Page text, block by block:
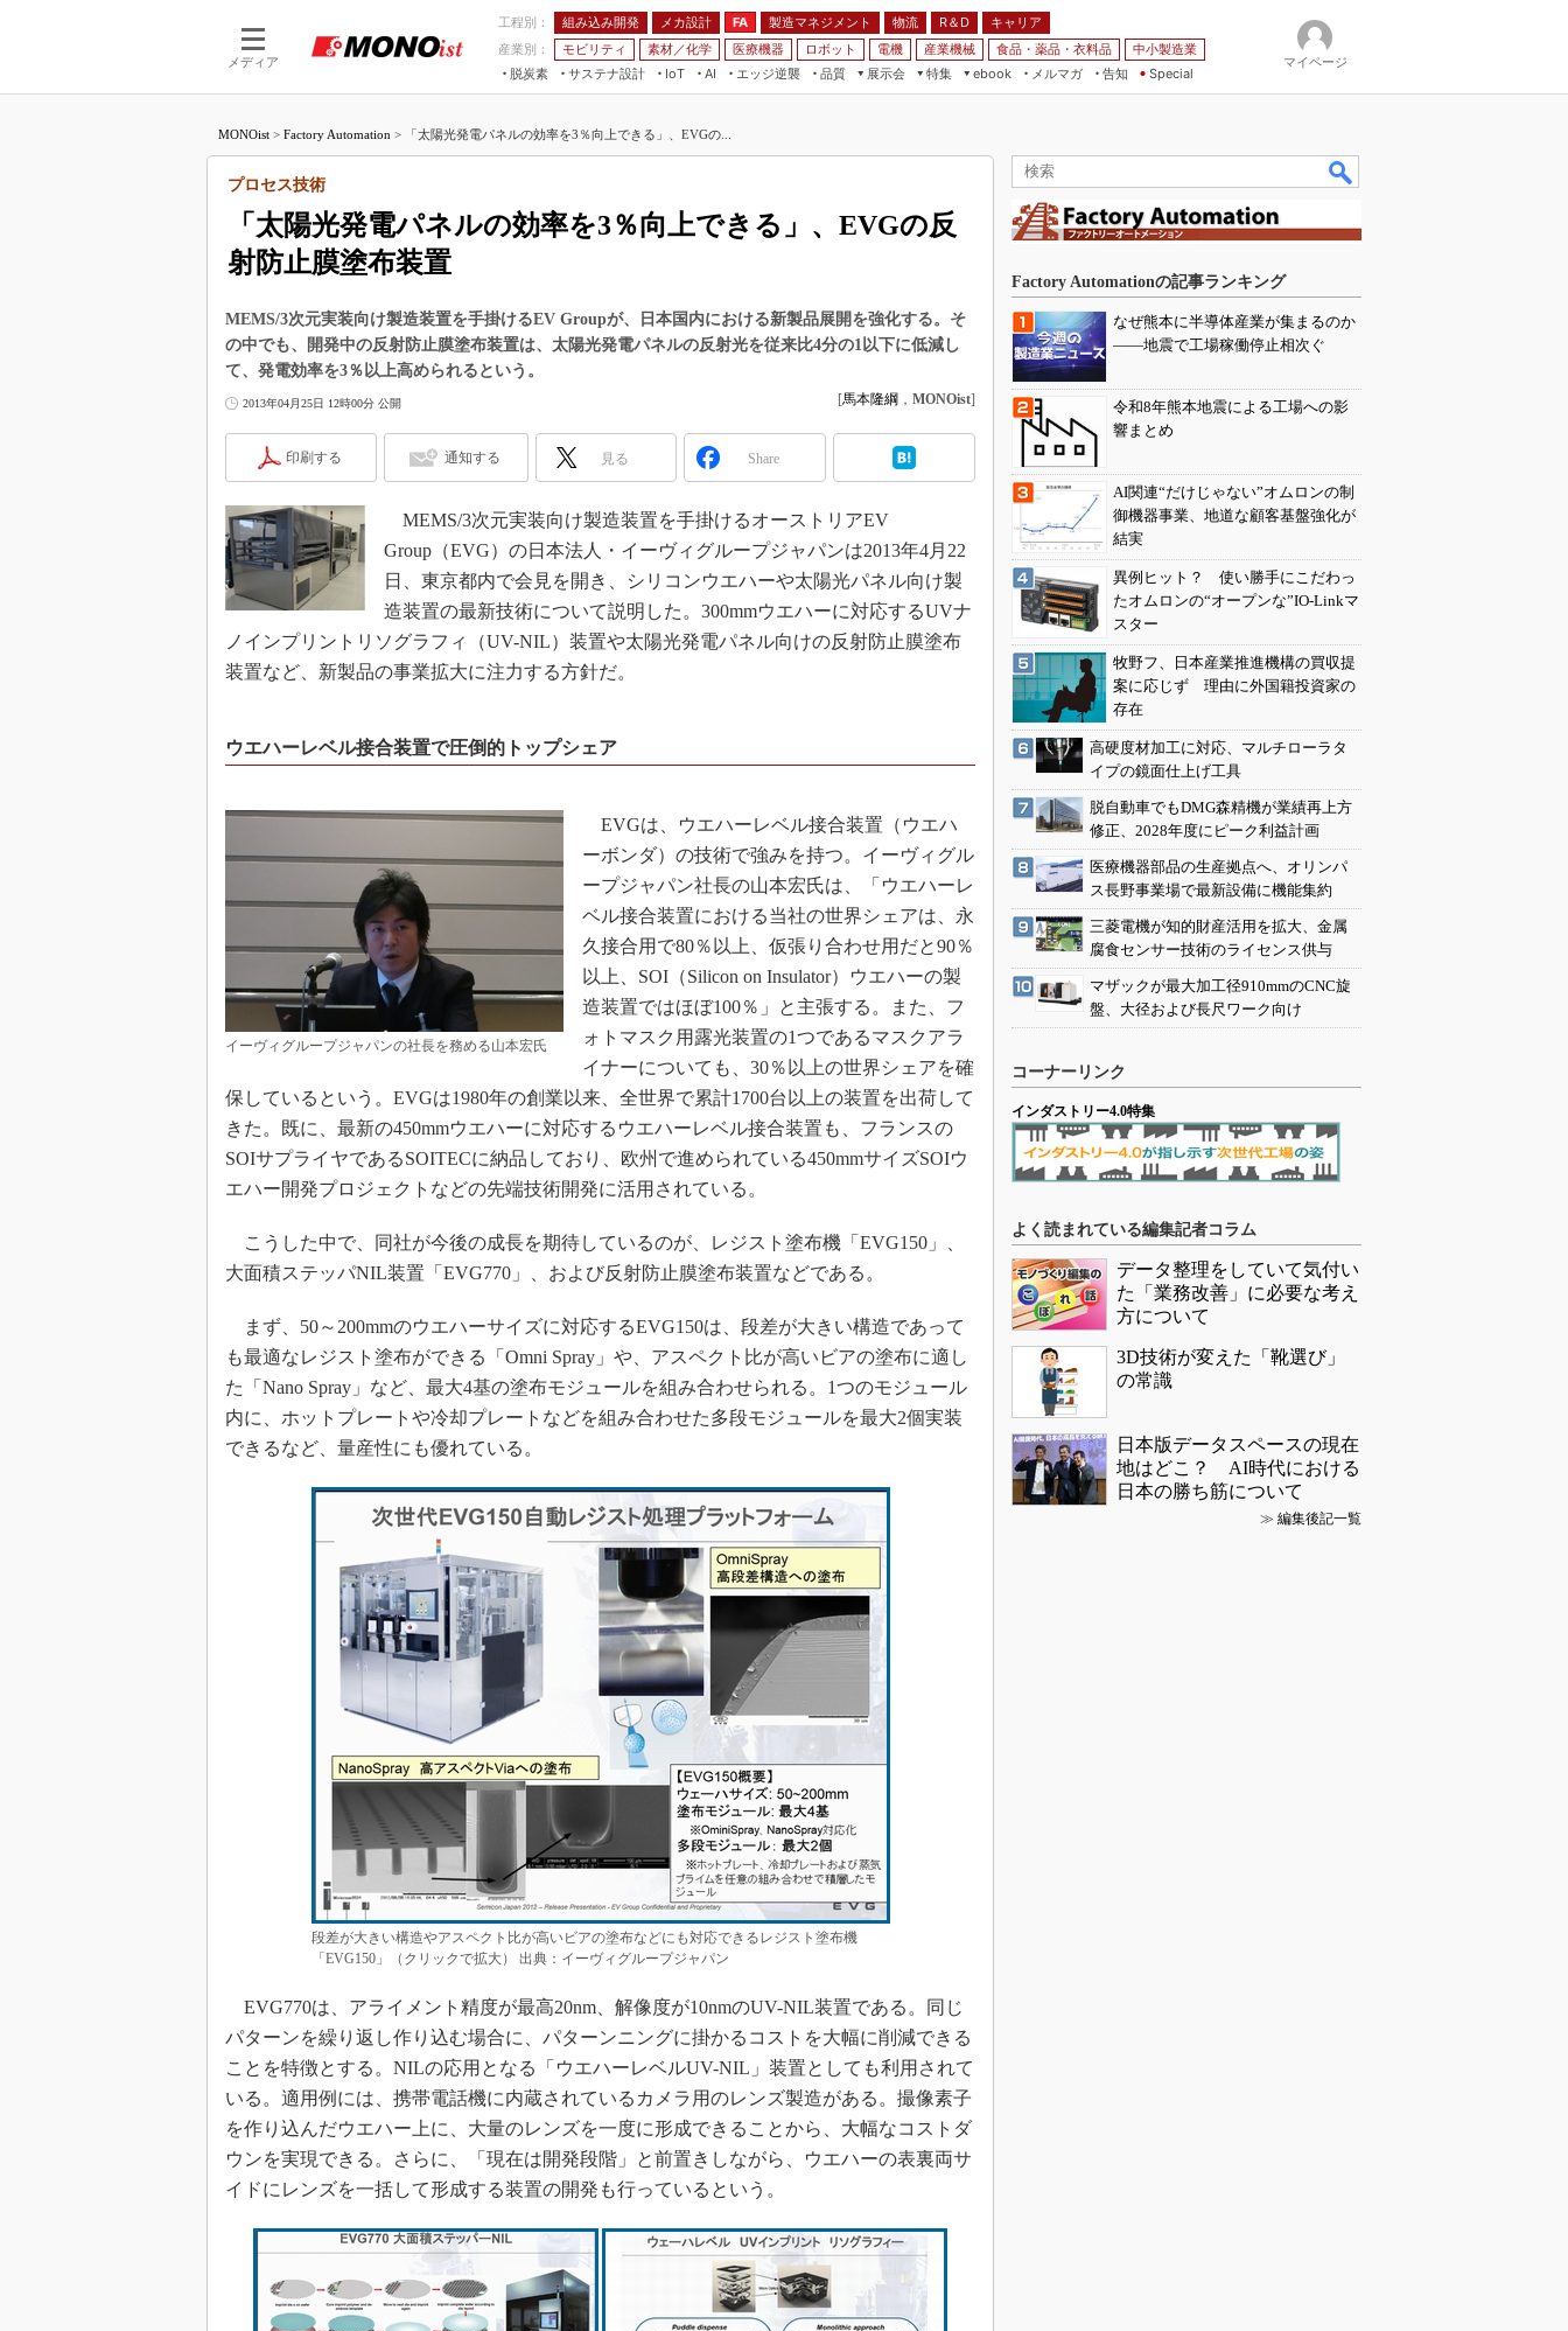
メディア
工程別： 組み込み開発 メカ設計 FA 製造マネジメント 物流 R＆D
キャリア
産業別：
モビリティ 素材／化学 医療機器 ロボット 電機 産業機械 食品・薬品・衣料品
中小製造業
脱炭素
サステナ設計
IoT
つながる工場
AI
AI×設備保全
エッジ逆襲 品質
展示会
JIMTOF
IIFES
TECHNO-FRONTIER
EdgeTech+
日本ものづくりワールド
AUTOMOTIVE WORLD
産業オープンネット展
特集
つながるクルマ
フィールドサービス
組み込み画像技術
組み込みモデリング
ISO26262
3Dプリンタ
S＆OP
インダストリー4.0
知財マネジメント
海外生産
グローバル設計・開発
制御セキュリティ
ebook
FA
モビリティ
メルマガ
告知 Special
マイページ
MONOist > Factory Automation > 「太陽光発電パネルの効率を3％向上できる」、EVGの...
「太陽光発電パネルの効率を3％向上できる」、EVGの反
射防止膜塗布装置
プロセス技術
MEMS/3次元実装向け製造装置を手掛けるEV Groupが、日本国内における新製品展開を強化する。そ
の中でも、開発中の反射防止膜塗布装置は、太陽光発電パネルの反射光を従来比4分の1以下に低減し
て、発電効率を3％以上高められるという。
2013年04月25日 12時00分 公開 [馬本隆綱 ， MONOist]
印刷する 通知する 見る Share
MEMS/3次元実装向け製造装置を手掛けるオーストリアEV
Group（EVG）の日本法人・イーヴィグループジャパンは2013年4月22
日、東京都内で会見を開き、シリコンウエハーや太陽光パネル向け製
造装置の最新技術について説明した。300mmウエハーに対応するUVナ
ノインプリントリソグラフィ（UV-NIL）装置や太陽光発電パネル向けの反射防止膜塗布
装置など、新製品の事業拡大に注力する方針だ。
ウエハーレベル接合装置で圧倒的トップシェア
イーヴィグループジャパンの社長を務める山本宏氏
EVGは、ウエハーレベル接合装置（ウエハ
ーボンダ）の技術で強みを持つ。イーヴィグル
ープジャパン社長の山本宏氏は、「ウエハーレ
ベル接合装置における当社の世界シェアは、永
久接合用で80％以上、仮張り合わせ用だと90％
以上、SOI（Silicon on Insulator）ウエハーの製
造装置ではほぼ100％」と主張する。また、フ
ォトマスク用露光装置の1つであるマスクアラ
イナーについても、30％以上の世界シェアを確
保しているという。EVGは1980年の創業以来、全世界で累計1700台以上の装置を出荷して
きた。既に、最新の450mmウエハーに対応するウエハーレベル接合装置も、フランスの
SOIサプライヤであるSOITECに納品しており、欧州で進められている450mmサイズSOIウ
エハー開発プロジェクトなどの先端技術開発に活用されている。
こうした中で、同社が今後の成長を期待しているのが、レジスト塗布機「EVG150」、
大面積ステッパNIL装置「EVG770」、および反射防止膜塗布装置などである。
まず、50～200mmのウエハーサイズに対応するEVG150は、段差が大きい構造であって
も最適なレジスト塗布ができる「Omni Spray」や、アスペクト比が高いビアの塗布に適し
た「Nano Spray」など、最大4基の塗布モジュールを組み合わせられる。1つのモジュール
内に、ホットプレートや冷却プレートなどを組み合わせた多段モジュールを最大2個実装
できるなど、量産性にも優れている。
段差が大きい構造やアスペクト比が高いビアの塗布などにも対応できるレジスト塗布機
「EVG150」（クリックで拡大） 出典：イーヴィグループジャパン
EVG770は、アライメント精度が最高20nm、解像度が10nmのUV-NIL装置である。同じ
パターンを繰り返し作り込む場合に、パターンニングに掛かるコストを大幅に削減できる
ことを特徴とする。NILの応用となる「ウエハーレベルUV-NIL」装置としても利用されて
いる。適用例には、携帯電話機に内蔵されているカメラ用のレンズ製造がある。撮像素子
を作り込んだウエハー上に、大量のレンズを一度に形成できることから、大幅なコストダ
ウンを実現できる。さらに、「現在は開発段階」と前置きしながら、ウエハーの表裏両サ
イドにレンズを一括して形成する装置の開発も行っているという。
Factory Automationの記事ランキング
なぜ熊本に半導体産業が集まるのか
――地震で工場稼働停止相次ぐ
令和8年熊本地震による工場への影
響まとめ
AI関連“だけじゃない”オムロンの制
御機器事業、地道な顧客基盤強化が
結実
異例ヒット？ 使い勝手にこだわっ
たオムロンの“オープンな”IO-Linkマ
スター
牧野フ、日本産業推進機構の買収提
案に応じず 理由に外国籍投資家の
存在
高硬度材加工に対応、マルチローラタ
イプの鏡面仕上げ工具
脱自動車でもDMG森精機が業績再上方
修正、2028年度にピーク利益計画
医療機器部品の生産拠点へ、オリンパ
ス長野事業場で最新設備に機能集約
三菱電機が知的財産活用を拡大、金属
腐食センサー技術のライセンス供与
マザックが最大加工径910mmのCNC旋
盤、大径および長尺ワーク向け
コーナーリンク
インダストリー4.0特集
よく読まれている編集記者コラム
データ整理をしていて気付い
た「業務改善」に必要な考え
方について
3D技術が変えた「靴選び」
の常識
日本版データスペースの現在
地はどこ？ AI時代における
日本の勝ち筋について
≫ 編集後記一覧